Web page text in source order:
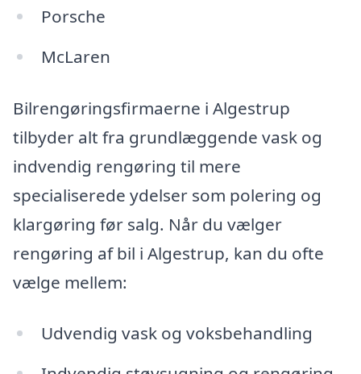
Porsche
McLaren
Bilrengøringsfirmaerne i Algestrup
tilbyder alt fra grundlæggende vask og
indvendig rengøring til mere
specialiserede ydelser som polering og
klargøring før salg. Når du vælger
rengøring af bil i Algestrup, kan du ofte
vælge mellem:
Udvendig vask og voksbehandling